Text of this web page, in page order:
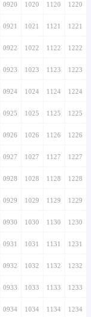
0920 1020 1120 1220
0921 1021 1121 1221
0922 1022 1122 1222
0923 1023 1123 1223
0924 1024 1124 1224
0925 1025 1125 1225
0926 1026 1126 1226
0927 1027 1127 1227
0928 1028 1128 1228
0929 1029 1129 1229
0930 1030 1130 1230
0931 1031 1131 1231
0932 1032 1132 1232
0933 1033 1133 1233
0934 1034 1134 1234